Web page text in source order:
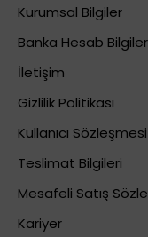
Kurumsal Bilgiler
Banka Hesab
İletişim
Gizlilik Politikası
Kullanıcı Sözleşmesi
Teslimat Bilgileri
Mesafeli Satış
Kariyer